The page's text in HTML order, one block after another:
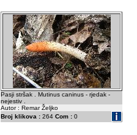
Pasji stršak . Mutinus caninus - rjedak -
nejestiv .
Autor : Remar Željko
Broj klikova : 264 Com : 0